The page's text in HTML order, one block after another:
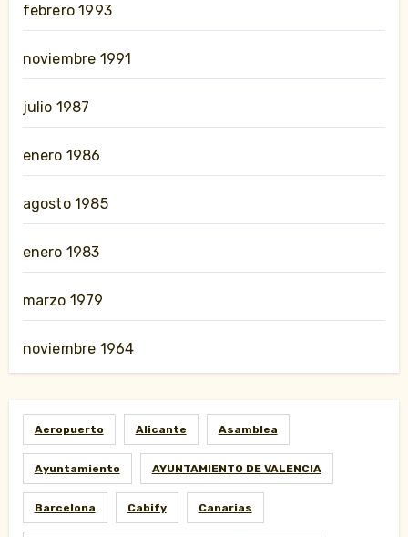
febrero 1993
noviembre 1991
julio 1987
enero 1986
agosto 1985
enero 1983
marzo 1979
noviembre 1964
Aeropuerto Alicante Asamblea
Ayuntamiento AYUNTAMIENTO DE VALENCIA
Barcelona Cabify Canarias